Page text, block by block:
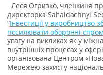
Леся Огризко, членкиня
директорка Sahaidachnyi
“Інвестиції у виробництво
посилювати оборонні
увагу на викликах як у
внутрішніх процесах у
організована Центром
Мережею захисту